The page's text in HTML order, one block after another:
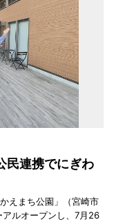
連携でにぎわ
えまち公園」（宮崎市
ルオープンし、7月26